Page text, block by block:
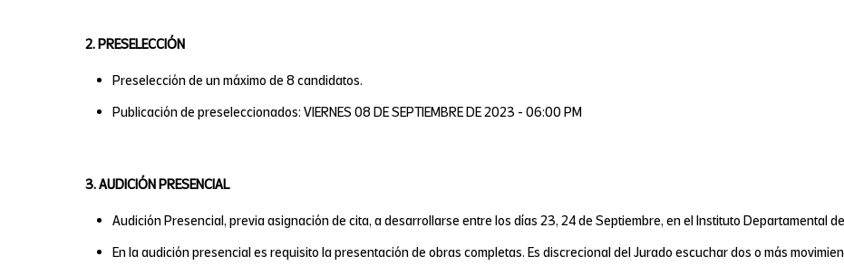
2. PRESELECCIÓN
Preselección de un máximo de 8 candidatos.
Publicación de preseleccionados: VIERNES 08 DE SEPTIEMBRE DE 2023 - 06:00 PM
3. AUDICIÓN PRESENCIAL
Audición Presencial, previa asignación de cita, a desarrollarse entre los días 23, 24 de Septiembre, en el Instituto Departamental
En la audición presencial es requisito la presentación de obras completas. Es discrecional del Jurado escuchar dos o más